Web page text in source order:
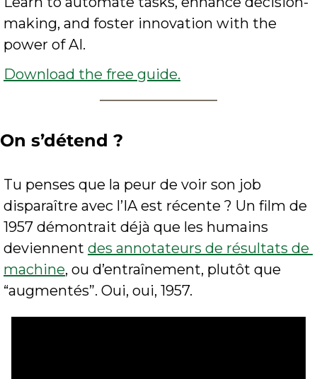
making, and foster innovation with the
power of AI.
Download the free guide.
On s’détend ?
Tu penses que la peur de voir son job
disparaître avec l’IA est récente ? Un film de
1957 démontrait déjà que les humains
deviennent des annotateurs de résultats de
machine, ou d’entraînement, plutôt que
“augmentés”. Oui, oui, 1957.